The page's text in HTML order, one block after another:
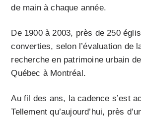
de main à chaque année.
De 1900 à 2003, près de 250
converties, selon l’évaluation de
recherche en patrimoine urbain
Québec à Montréal.
Au fil des ans, la cadence s’est
Tellement qu’aujourd’hui, près